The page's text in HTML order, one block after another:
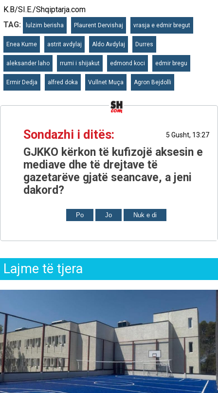
K.B/SI.E./Shqiptarja.com
TAG:
lulzim berisha Plaurent Dervishaj vrasja e edmir bregut
Enea Kume astrit avdylaj Aldo Avdylaj Durres
aleksander laho rrumi i shijakut edmond koci edmir bregu
Ermir Dedja alfred doka Vullnet Muça Agron Bejdolli
Sondazhi i ditës: 5 Gusht, 13:27
GJKKO kërkon të kufizojë aksesin e
mediave dhe të drejtave të
gazetarëve gjatë seancave, a jeni
dakord?
Po Jo Nuk e di
Lajme të tjera